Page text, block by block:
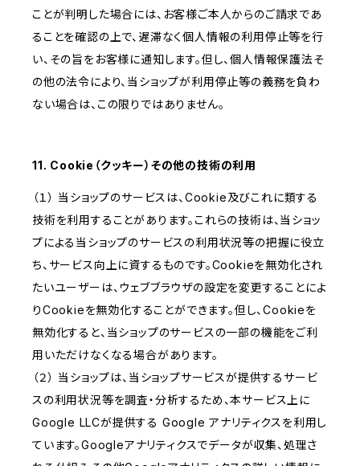
ことが判明した場合には、お客様ご本人からのご請求であ
ることを確認の上で、遅滞なく個人情報の利用停止等を行
い、その旨をお客様に通知します。但し、個人情報保護法そ
の他の法令により、当ショップが利用停止等の義務を負わ
ない場合は、この限りではありません。
11. Cookie（クッキー）その他の技術の利用
（１） 当ショップのサービスは、Cookie及びこれに類する
技術を利用することがあります。これらの技術は、当ショッ
プによる当ショップのサービスの利用状況等の把握に役立
ち、サービス向上に資するものです。Cookieを無効化され
たいユーザーは、ウェブブラウザの設定を変更することによ
りCookieを無効化することができます。但し、Cookieを
無効化すると、当ショップのサービスの一部の機能をご利
用いただけなくなる場合があります。
（２） 当ショップは、当ショップサービスが提供するサービ
スの利用状況等を調査・分析するため、本サービス上に
Google LLCが提供する Google アナリティクスを利用し
ています。Googleアナリティクスでデータが収集、処理さ